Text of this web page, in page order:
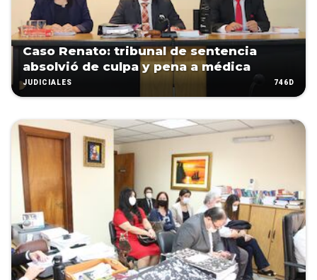
Caso Renato: tribunal de sentencia
absolvió de culpa y pena a médica
JUDICIALES 746D